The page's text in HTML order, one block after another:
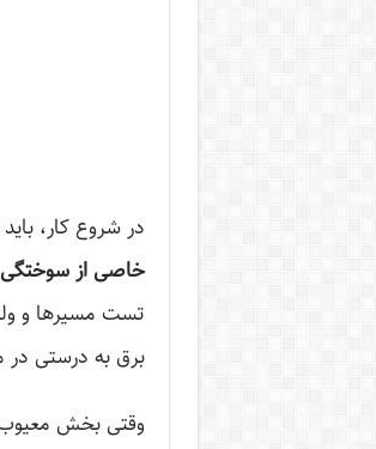
در شروع کار،
خاصی از سوختگی
تست مسیرها و
برق به درستی در
وقتی بخش معیوب